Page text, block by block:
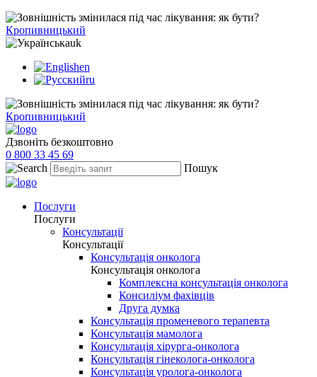
Кропивницький
uk
en
ru
Кропивницький
Дзвоніть безкоштовно
0 800 33 45 69
Пошук
Послуги
Послуги
Консультації
Консультації
Консультація онколога
Консультація онколога
Комплексна консультація онколога
Консиліум фахівців
Друга думка
Консультація променевого терапевта
Консультація мамолога
Консультація хірурга-онколога
Консультація гінеколога-онколога
Консультація уролога-онколога